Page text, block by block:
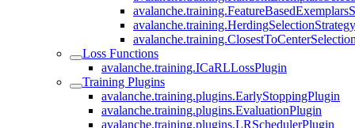
avalanche.training.HerdingSelectionStrategy
Loss Functions
avalanche.training.ICaRLLossPlugin
Training Plugins
avalanche.training.plugins.EarlyStoppingPlugin
avalanche.training.plugins.EvaluationPlugin
avalanche.training.plugins.LRSchedulerPlugin